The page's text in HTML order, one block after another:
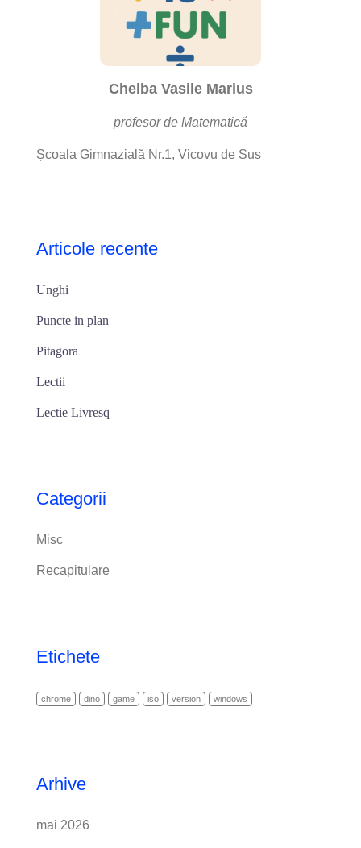
Chelba Vasile Marius
profesor de Matematică
Școala Gimnazială Nr.1, Vicovu de Sus
Articole recente
Unghi
Puncte in plan
Pitagora
Lectii
Lectie Livresq
Categorii
Misc
Recapitulare
Etichete
chrome dino game iso version windows
Arhive
mai 2026